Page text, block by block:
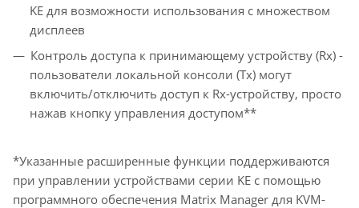
KE для возможности использования с множеством
дисплеев
Контроль доступа к принимающему устройству (Rx) -
пользователи локальной консоли (Tx) могут
включить/отключить доступ к Rx-устройству, просто
нажав кнопку управления доступом**
*Указанные расширенные функции поддерживаются
при управлении устройствами серии KE с помощью
программного обеспечения Matrix Manager для KVM-